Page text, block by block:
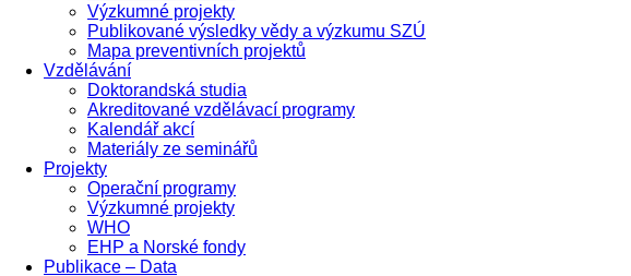
Výzkumné projekty
Publikované výsledky vědy a výzkumu SZÚ
Mapa preventivních projektů
Vzdělávání
Doktorandská studia
Akreditované vzdělávací programy
Kalendář akcí
Materiály ze seminářů
Projekty
Operační programy
Výzkumné projekty
WHO
EHP a Norské fondy
Publikace – Data